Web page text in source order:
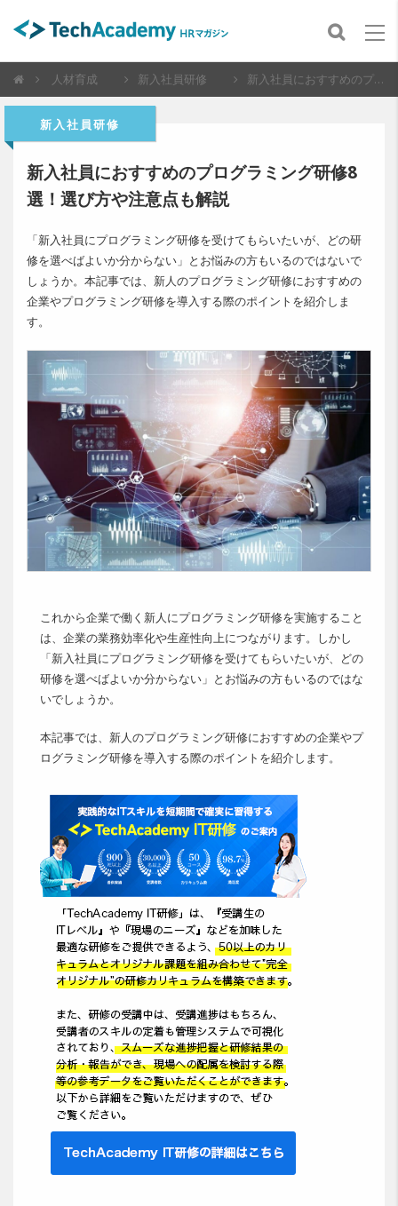
人材育成 新入社員研修 新入社員におすすめのプログラミング研修8選！選び方や注意点も解説
新入社員研修
新入社員におすすめのプログラミング研修8
選！選び方や注意点も解説
「新入社員にプログラミング研修を受けてもらいたいが、どの研
修を選べばよいか分からない」とお悩みの方もいるのではないで
しょうか。本記事では、新人のプログラミング研修におすすめの
企業やプログラミング研修を導入する際のポイントを紹介しま
す。
これから企業で働く新人にプログラミング研修を実施すること
は、企業の業務効率化や生産性向上につながります。しかし
「新入社員にプログラミング研修を受けてもらいたいが、どの
研修を選べばよいか分からない」とお悩みの方もいるのではな
いでしょうか。
本記事では、新人のプログラミング研修におすすめの企業やプ
ログラミング研修を導入する際のポイントを紹介します。